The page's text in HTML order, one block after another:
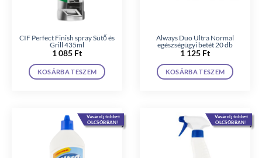
CIF Perfect Finish spray Sütő és
Grill 435ml
1 085 Ft
KOSÁRBA TESZEM
Always Duo Ultra Normal
egészségügyi betét 20 db
1 125 Ft
KOSÁRBA TESZEM
Vásárolj többet
OLCSÓBBAN!
Vásárolj többet
OLCSÓBBAN!